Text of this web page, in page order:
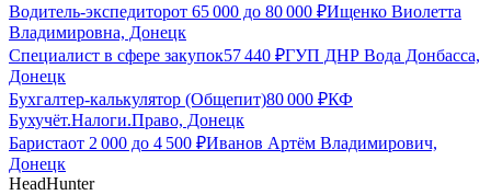
Водитель-экспедиторот 65 000 до 80 000 ₽Ищенко Виолетта
Владимировна, Донецк
Специалист в сфере закупок57 440 ₽ГУП ДНР Вода Донбасса,
Донецк
Бухгалтер-калькулятор (Общепит)80 000 ₽КФ
Бухучёт.Налоги.Право, Донецк
Баристаот 2 000 до 4 500 ₽Иванов Артём Владимирович,
Донецк
HeadHunter